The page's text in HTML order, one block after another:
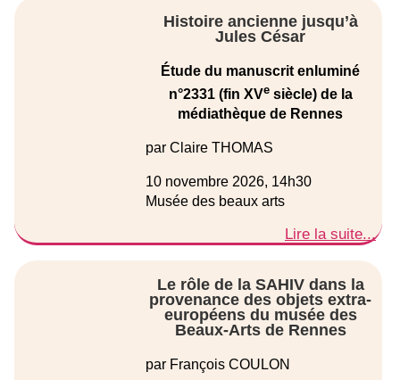
Histoire ancienne jusqu’à
Jules César
Étude du manuscrit enluminé
n°2331 (fin XVesiècle) de la
médiathèque de Rennes
par Claire THOMAS
10 novembre 2026, 14h30
Musée des beaux arts
Lire la suite...
Le rôle de la SAHIV dans la
provenance des objets extra-
européens du musée des
Beaux-Arts de Rennes
par François COULON